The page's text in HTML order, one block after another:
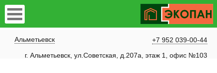
Альметьевск
+7 952 039-00-44
г. Альметьевск, ул.Советская, д.207а, этаж 1, офис №103